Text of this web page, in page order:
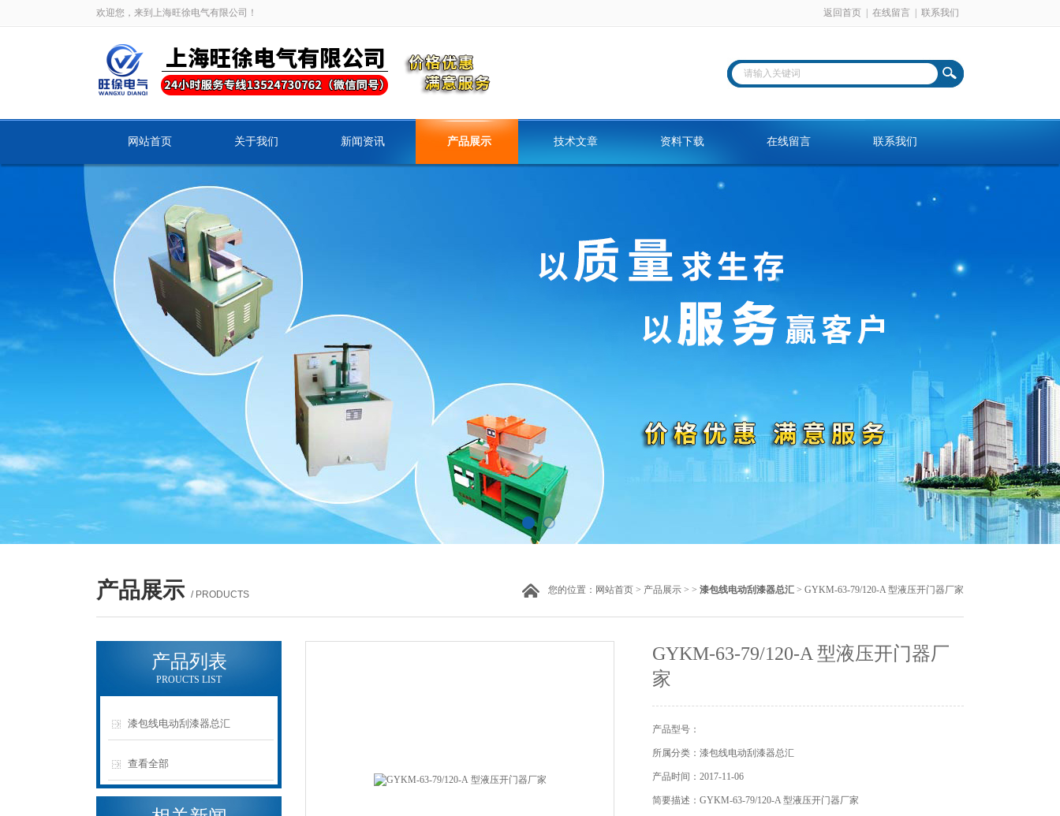
欢迎您，来到上海旺徐电气有限公司！ 返回首页 在线留言 联系我们
网站首页 关于我们 新闻资讯 产品展示 技术文章 资料下载 在线留言 联系我们
产品展示 / PRODUCTS 您的位置： 网站首页 > 产品展示 > > 漆包线电动刮漆器总汇 > GYKM-63-79/120-A 型液压开门器厂家
产品列表
PROUCTS LIST
漆包线电动刮漆器总汇
查看全部
GYKM-63-79/120-A 型液压开门器厂
家
产品型号：
所属分类：漆包线电动刮漆器总汇
产品时间：2017-11-06
简要描述：GYKM-63-79/120-A 型液压开门器厂家